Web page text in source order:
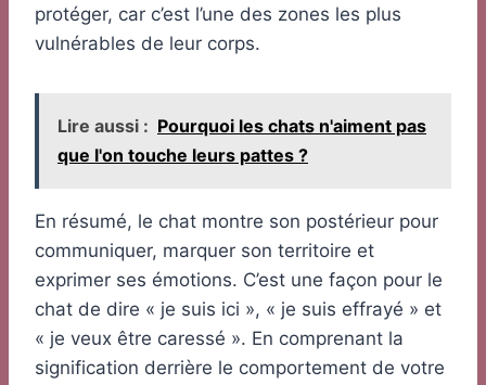
protéger, car c’est l’une des zones les plus
vulnérables de leur corps.
Lire aussi : Pourquoi les chats n'aiment pas
que l'on touche leurs pattes ?
En résumé, le chat montre son postérieur pour
communiquer, marquer son territoire et
exprimer ses émotions. C’est une façon pour le
chat de dire « je suis ici », « je suis effrayé » et
« je veux être caressé ». En comprenant la
signification derrière le comportement de votre